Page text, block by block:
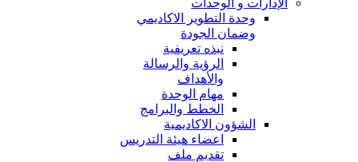
الإدارات و الوحدات
وحدة التطوير الاكاديمي
وضمان الجودة
نبذه تعريفية
الرؤية والرسالة
والأهداف
مهام الوحدة
الخطط والبرامج
الشؤون الاكاديمية
اعضاء هيئة التدريس
تقديم ملف